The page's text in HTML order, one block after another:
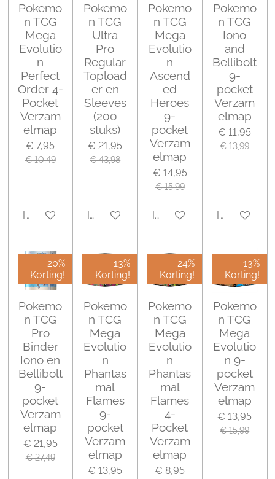
Pokemo
n TCG
Mega
Evolutio
n
Perfect
Order 4-
Pocket
Verzam
elmap
€ 7,95
€ 10,49
In winkelwagen
Pokemo
n TCG
Ultra
Pro
Regular
Topload
er en
Sleeves
(200
stuks)
€ 21,95
€ 43,98
In winkelwagen
Pokemo
n TCG
Mega
Evolutio
n
Ascend
ed
Heroes
9-
pocket
Verzam
elmap
€ 14,95
€ 15,99
In winkelwagen
Pokemo
n TCG
Iono
and
Bellibolt
9-
pocket
Verzam
elmap
€ 11,95
€ 13,99
In
20%
Korting!
Pokemo
n TCG
Pro
Binder
Iono en
Bellibolt
9-
pocket
Verzam
elmap
€ 21,95
€ 27,49
13%
Korting!
Pokemo
n TCG
Mega
Evolutio
n
Phantas
mal
Flames
9-
pocket
Verzam
elmap
€ 13,95
24%
Korting!
Pokemo
n TCG
Mega
Evolutio
n
Phantas
mal
Flames
4-
Pocket
Verzam
elmap
€ 8,95
13%
Korting!
Pokemo
n TCG
Mega
Evolutio
n 9-
pocket
Verzam
elmap
€ 13,95
€ 15,99